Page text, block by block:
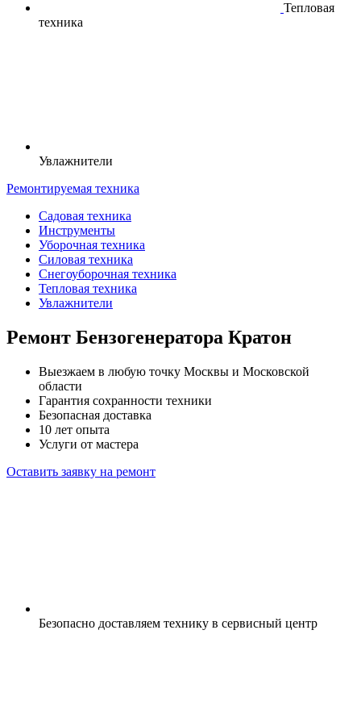
Тепловая
техника
Увлажнители
Ремонтируемая техника
Садовая техника
Инструменты
Уборочная техника
Силовая техника
Снегоуборочная техника
Тепловая техника
Увлажнители
Ремонт Бензогенератора Кратон
Выезжаем в любую точку Москвы и Московской
области
Гарантия сохранности техники
Безопасная доставка
10 лет опыта
Услуги от мастера
Оставить заявку на ремонт
Безопасно доставляем технику в сервисный центр